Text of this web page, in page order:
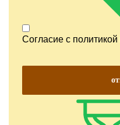
Согласие с